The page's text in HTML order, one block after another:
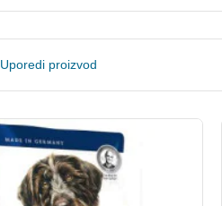
Uporedi proizvod